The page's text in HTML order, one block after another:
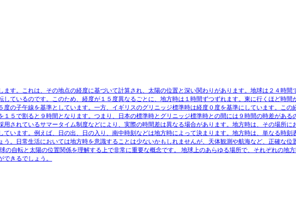
す。これは、その地点の経度に基づいて計算され、太陽の位置と深い関わりがあります。地球は２４時間
ているのです。このため、経度が１５度異なるごとに、地方時は１時間ずつずれます。東に行くほど時間
の子午線を基準としています。一方、イギリスのグリニッジ標準時は経度０度を基準にしています。この
５で割ると９時間となります。つまり、日本の標準時とグリニッジ標準時との間には９時間の時差がある
されているサマータイム制度などにより、実際の時間差は異なる場合があります。地方時は、その場所に
います。例えば、日の出、日の入り、南中時刻などは地方時によって決まります。地方時は、単なる時刻
。日常生活においては地方時を意識することは少ないかもしれませんが、天体観測や航海など、正確な位
の自転と太陽の位置関係を理解する上で非常に重要な概念です。 地球上のあらゆる場所で、それぞれの地
きるでしょう。